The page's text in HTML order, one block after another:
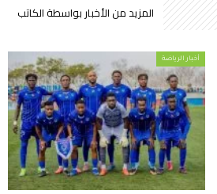
المزيد من الأخبار بواسطة الكاتب
أخبار الرياضة